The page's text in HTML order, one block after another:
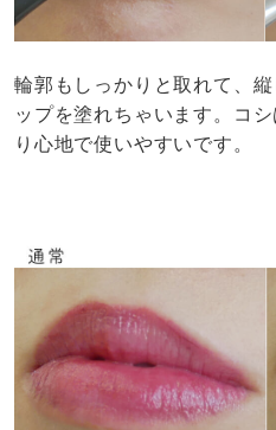
輪郭もしっかりと取れて、
ップを塗れちゃいます。コ
り心地で使いやすいです。